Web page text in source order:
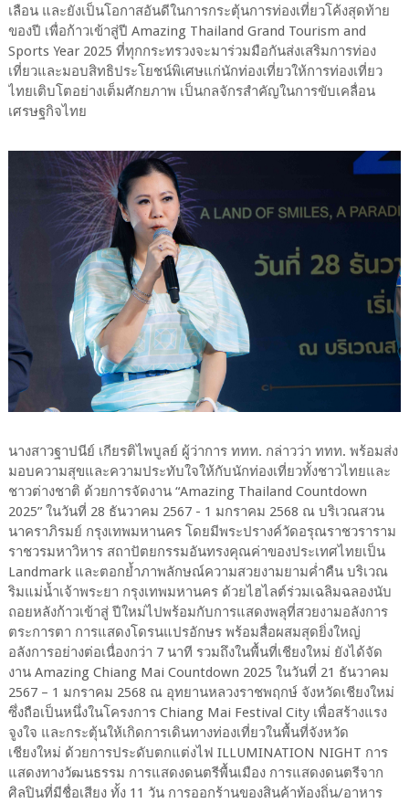
เลือน และยังเป็นโอกาสอันดีในการกระตุ้นการท่องเที่ยวโค้งสุดท้าย
ของปี เพื่อก้าวเข้าสู่ปี Amazing Thailand Grand Tourism and
Sports Year 2025 ที่ทุกกระทรวงจะมาร่วมมือกันส่งเสริมการท่อง
เที่ยวและมอบสิทธิประโยชน์พิเศษแก่นักท่องเที่ยวให้การท่องเที่ยว
ไทยเติบโตอย่างเต็มศักยภาพ เป็นกลจักรสำคัญในการขับเคลื่อน
เศรษฐกิจไทย
นางสาวฐาปนีย์ เกียรติไพบูลย์ ผู้ว่าการ ททท. กล่าวว่า ททท. พร้อมส่ง
มอบความสุขและความประทับใจให้กับนักท่องเที่ยวทั้งชาวไทยและ
ชาวต่างชาติ ด้วยการจัดงาน “Amazing Thailand Countdown
2025” ในวันที่ 28 ธันวาคม 2567 - 1 มกราคม 2568 ณ บริเวณสวน
นาคราภิรมย์ กรุงเทพมหานคร โดยมีพระปรางค์วัดอรุณราชวราราม
ราชวรมหาวิหาร สถาปัตยกรรมอันทรงคุณค่าของประเทศไทยเป็น
Landmark และตอกย้ำภาพลักษณ์ความสวยงามยามค่ำคืน บริเวณ
ริมแม่น้ำเจ้าพระยา กรุงเทพมหานคร ด้วยไฮไลต์ร่วมเฉลิมฉลองนับ
ถอยหลังก้าวเข้าสู่ ปีใหม่ไปพร้อมกับการแสดงพลุที่สวยงามอลังการ
ตระการตา การแสดงโดรนแปรอักษร พร้อมสื่อผสมสุดยิ่งใหญ่
อลังการอย่างต่อเนื่องกว่า 7 นาที รวมถึงในพื้นที่เชียงใหม่ ยังได้จัด
งาน Amazing Chiang Mai Countdown 2025 ในวันที่ 21 ธันวาคม
2567 – 1 มกราคม 2568 ณ อุทยานหลวงราชพฤกษ์ จังหวัดเชียงใหม่
ซึ่งถือเป็นหนึ่งในโครงการ Chiang Mai Festival City เพื่อสร้างแรง
จูงใจ และกระตุ้นให้เกิดการเดินทางท่องเที่ยวในพื้นที่จังหวัด
เชียงใหม่ ด้วยการประดับตกแต่งไฟ ILLUMINATION NIGHT การ
แสดงทางวัฒนธรรม การแสดงดนตรีพื้นเมือง การแสดงดนตรีจาก
ศิลปินที่มีชื่อเสียง ทั้ง 11 วัน การออกร้านของสินค้าท้องถิ่น/อาหาร